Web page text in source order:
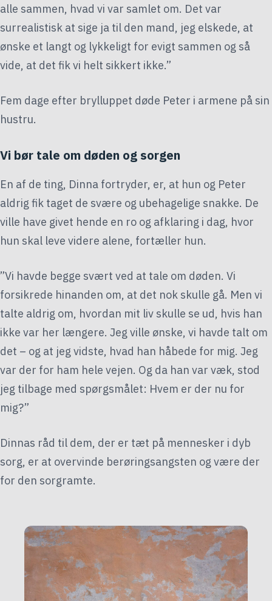
alle sammen, hvad vi var samlet om. Det var
surrealistisk at sige ja til den mand, jeg elskede, at
ønske et langt og lykkeligt for evigt sammen og så
vide, at det fik vi helt sikkert ikke.”
Fem dage efter brylluppet døde Peter i armene på sin
hustru.
Vi bør tale om døden og sorgen
En af de ting, Dinna fortryder, er, at hun og Peter
aldrig fik taget de svære og ubehagelige snakke. De
ville have givet hende en ro og afklaring i dag, hvor
hun skal leve videre alene, fortæller hun.
”Vi havde begge svært ved at tale om døden. Vi
forsikrede hinanden om, at det nok skulle gå. Men vi
talte aldrig om, hvordan mit liv skulle se ud, hvis han
ikke var her længere. Jeg ville ønske, vi havde talt om
det – og at jeg vidste, hvad han håbede for mig. Jeg
var der for ham hele vejen. Og da han var væk, stod
jeg tilbage med spørgsmålet: Hvem er der nu for
mig?”
Dinnas råd til dem, der er tæt på mennesker i dyb
sorg, er at overvinde berøringsangsten og være der
for den sorgramte.